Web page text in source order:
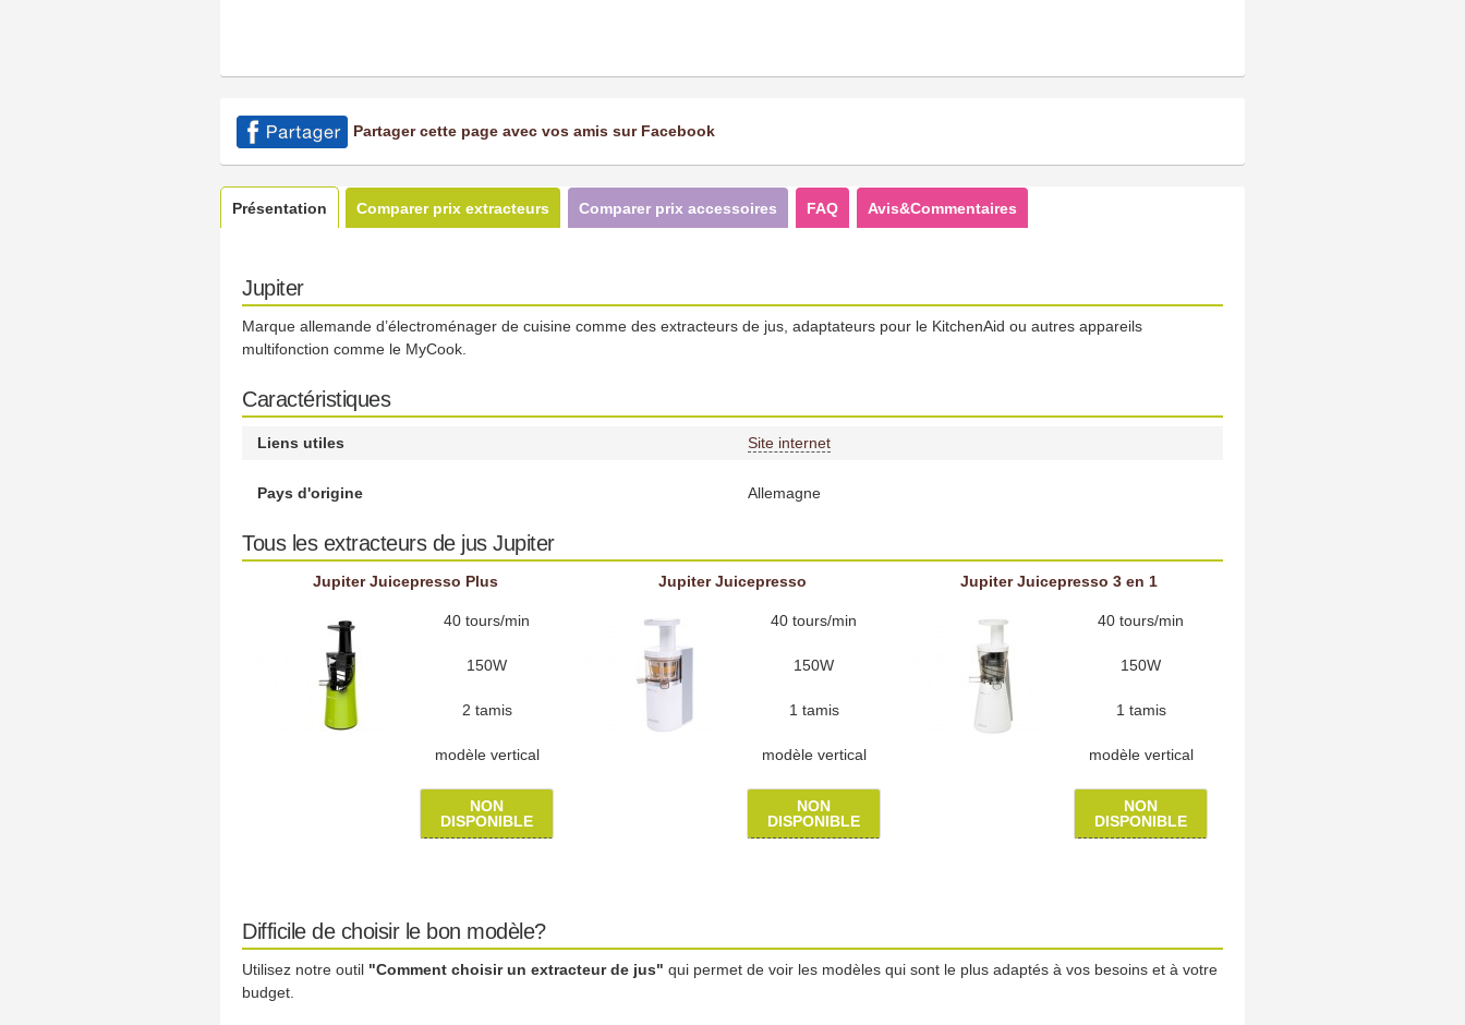
Partager cette page avec vos amis sur Facebook
Présentation Comparer prix extracteurs Comparer prix accessoires FAQ Avis&Commentaires
Jupiter
Marque allemande d’électroménager de cuisine comme des extracteurs de jus, adaptateurs pour le KitchenAid ou autres appareils
multifonction comme le MyCook.
Caractéristiques
Liens utiles Site internet
Pays d'origine Allemagne
Tous les extracteurs de jus Jupiter
Jupiter Juicepresso Plus
40 tours/min
150W
2 tamis
modèle vertical
NON
DISPONIBLE
Jupiter Juicepresso
40 tours/min
150W
1 tamis
modèle vertical
NON
DISPONIBLE
Jupiter Juicepresso 3 en 1
40 tours/min
150W
1 tamis
modèle vertical
NON
DISPONIBLE
Difficile de choisir le bon modèle?
Utilisez notre outil "Comment choisir un extracteur de jus" qui permet de voir les modèles qui sont le plus adaptés à vos besoins et à votre
budget.